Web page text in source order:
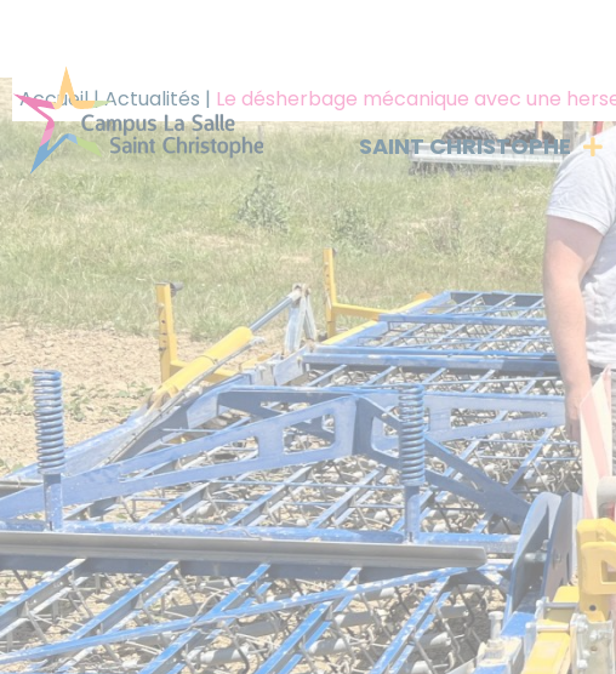
SAINT CHRISTOPHE
Accueil|Actualités | Le désherbage mécanique avec une